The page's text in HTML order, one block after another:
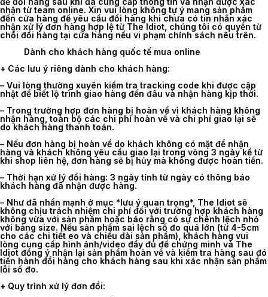
nhận từ team online. Xin vui lòng không tự ý mang sản phẩm
đến cửa hàng để yêu cầu đổi hàng khi chưa có tin nhắn xác
nhận xử lý đơn hàng hợp lệ từ The Idiot, chúng tôi có quyền từ
chối đổi hàng tại cửa hàng nếu vi phạm chính sách nêu trên.
Dành cho khách hàng quốc tế mua online
+ Các lưu ý riêng dành cho khách hàng:
– Vui lòng thường xuyên kiểm tra tracking code khi được cập
nhật để biết lộ trình giao hàng đến đâu và nhận hàng kịp thời.
– Trong trường hợp đơn hàng bị hoàn về vì khách hàng không
nhận hàng, toàn bộ các chi phí hoàn về và chi phí giao lại sẽ
do khách hàng thanh toán.
– Nếu đơn hàng bị hoàn về do khách không có mặt để nhận
hàng và khách không yêu cầu giao lại trong vòng 3 ngày kể từ
khi shop liên hệ, đơn hàng sẽ bị hủy mà không được hoàn tiền.
– Thời hạn xử lý đổi hàng: 3 ngày tính từ ngày có thông báo
khách hàng đã nhận được hàng.
– Như đã nhấn mạnh ở mục *lưu ý quan trọng*, The Idiot sẽ
không chịu trách nhiệm chi phí đối với trường hợp khách hàng
không vừa với sản phẩm hoặc báo rằng có sự chênh lệch nhỏ
với bảng size. Nếu sản phẩm sai lệch số đo quá lớn (từ 4-5cm
cho các chi tiết eo và chiều dài sản phẩm), khách hàng vui
lòng cung cấp hình ảnh/video đầy đủ để chứng minh và The
Idiot đồng ý nhận lại sản phẩm hoàn về và kiểm tra hàng sau đó
tiến hành đổi hàng cho khách hàng sau khi xác nhận sản phẩm
lỗi số đo.
+ Quy trình xử lý đơn đổi: